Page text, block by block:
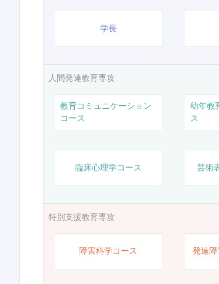
学長
人間発達教育専攻
教育コミュニケーション
コース
幼年教
ス
臨床心理学コース 芸術
特別支援教育専攻
障害科学コース 発達